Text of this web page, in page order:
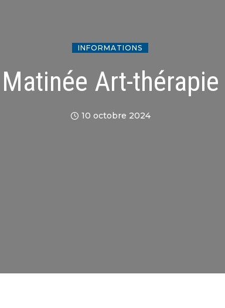
INFORMATIONS
Matinée Art-thérapie
10 octobre 2024